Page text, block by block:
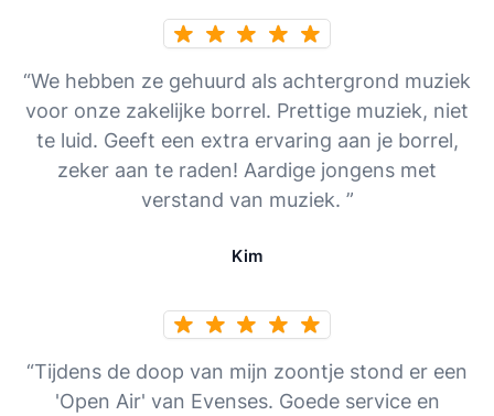
“We hebben ze gehuurd als achtergrond muziek
voor onze zakelijke borrel. Prettige muziek, niet
te luid. Geeft een extra ervaring aan je borrel,
zeker aan te raden! Aardige jongens met
verstand van muziek. ”
Kim
“Tijdens de doop van mijn zoontje stond er een
'Open Air' van Evenses. Goede service en